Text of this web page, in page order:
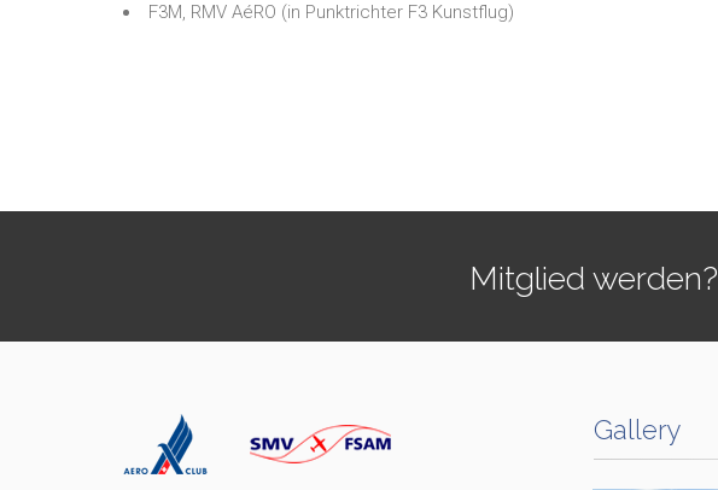
F3M, RMV AéRO (in Punktrichter F3 Kunstflug)
Mitglied werden?
Gallery